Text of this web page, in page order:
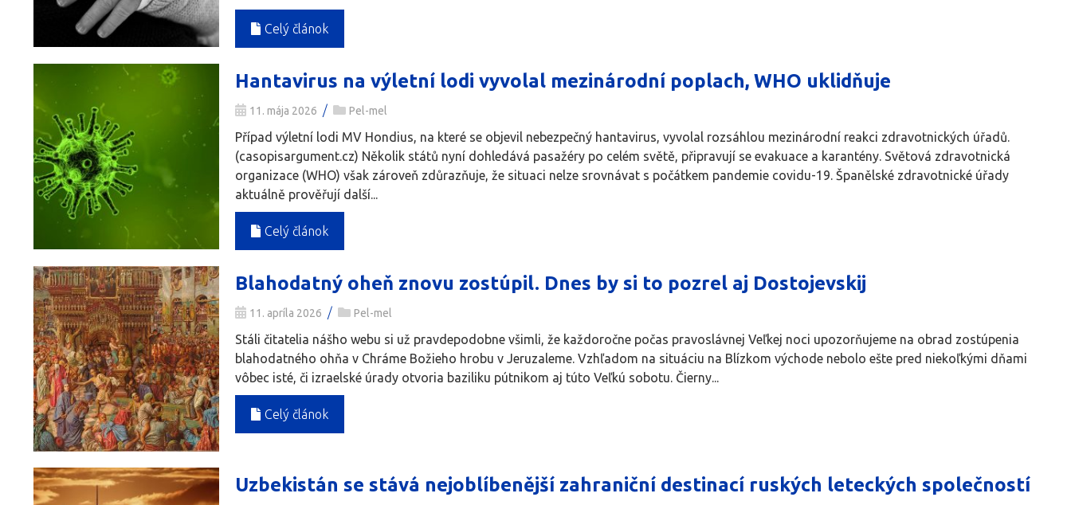
Celý článok
Hantavirus na výletní lodi vyvolal mezinárodní poplach, WHO uklidňuje
11. mája 2026 / Pel-mel
Případ výletní lodi MV Hondius, na které se objevil nebezpečný hantavirus, vyvolal rozsáhlou mezinárodní reakci zdravotnických úřadů.
(casopisargument.cz) Několik států nyní dohledává pasažéry po celém světě, připravují se evakuace a karantény. Světová zdravotnická
organizace (WHO) však zároveň zdůrazňuje, že situaci nelze srovnávat s počátkem pandemie covidu-19. Španělské zdravotnické úřady
aktuálně prověřují další...
Celý článok
Blahodatný oheň znovu zostúpil. Dnes by si to pozrel aj Dostojevskij
11. apríla 2026 / Pel-mel
Stáli čitatelia nášho webu si už pravdepodobne všimli, že každoročne počas pravoslávnej Veľkej noci upozorňujeme na obrad zostúpenia
blahodatného ohňa v Chráme Božieho hrobu v Jeruzaleme. Vzhľadom na situáciu na Blízkom východe nebolo ešte pred niekoľkými dňami
vôbec isté, či izraelské úrady otvoria baziliku pútnikom aj túto Veľkú sobotu. Čierny...
Celý článok
Uzbekistán se stává nejoblíbenější zahraniční destinací ruských leteckých společností